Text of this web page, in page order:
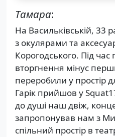
Тамара:
На Васильківській, 33
з окулярами та
Корогодського. Під
вторгнення мінус
переробили у простір
Гарік прийшов у
до душі наш двіж,
запропонував нам з
спільний простір в